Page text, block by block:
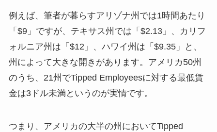
例えば、筆者が暮らすアリゾナ州では1時間あたり
「$9」ですが、テキサス州では「$2.13」、カリフ
ォルニア州は「$12」、ハワイ州は「$9.35」と、
州によって大きな開きがあります。アメリカ50州
のうち、21州でTipped Employeesに対する最低賃
金は3ドル未満というのが実情です。
つまり、アメリカの大半の州においてTipped